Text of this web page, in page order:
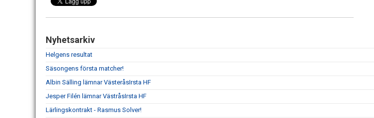
Nyhetsarkiv
Helgens resultat
Säsongens första matcher!
Albin Sälling lämnar VästeråsIrsta HF
Jesper Filén lämnar VästråsIrsta HF
Lärlingskontrakt - Rasmus Solver!